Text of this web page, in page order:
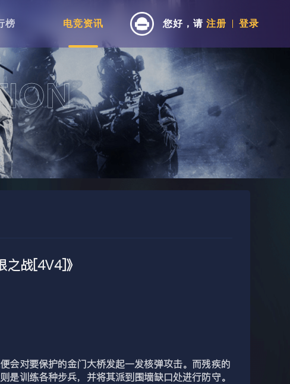
榜 电竞资讯 您好，请 注册 登录
之战[4V4]》
对要保护的金门大桥发起一发核弹攻击。而残疾的
训练各种步兵，并将其派到围墙缺口处进行防守。